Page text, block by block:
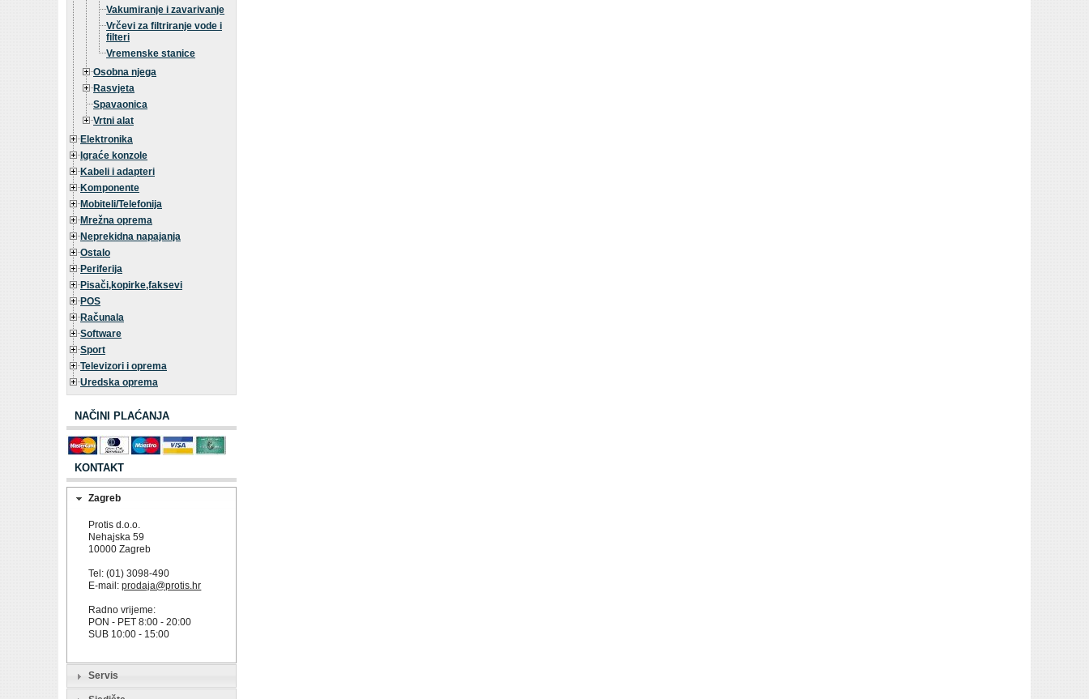
Vakumiranje i zavarivanje
Vrčevi za filtriranje vode i
filteri
Vremenske stanice
Osobna njega
Rasvjeta
Spavaonica
Vrtni alat
Elektronika
Igraće konzole
Kabeli i adapteri
Komponente
Mobiteli/Telefonija
Mrežna oprema
Neprekidna napajanja
Ostalo
Periferija
Pisači,kopirke,faksevi
POS
Računala
Software
Sport
Televizori i oprema
Uredska oprema
NAČINI PLAĆANJA
KONTAKT
Zagreb
Protis d.o.o.
Nehajska 59
10000 Zagreb
Tel: (01) 3098-490
E-mail:prodaja@protis.hr
Radno vrijeme:
PON - PET 8:00 - 20:00
SUB 10:00 - 15:00
Servis